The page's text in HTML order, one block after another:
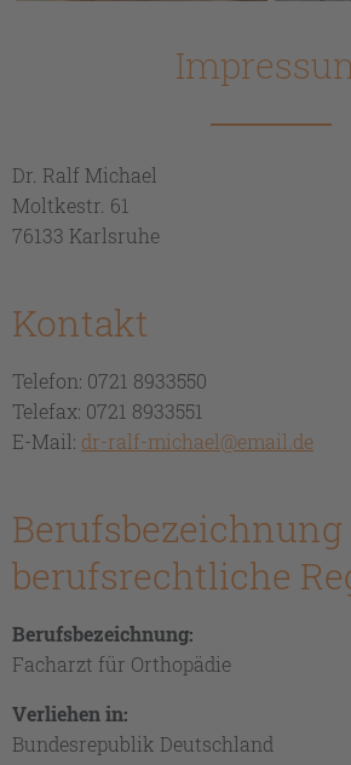
Dr. Ralf Michael
Moltkestr. 61
76133 Karlsruhe
Kontakt
Telefon: 0721 8933550
Telefax: 0721 8933551
E-Mail: dr-ralf-michael@email.de
berufsrechtliche
Berufsbezeichnung:
Facharzt für Orthopädie
Verliehen in:
Bundesrepublik Deutschland